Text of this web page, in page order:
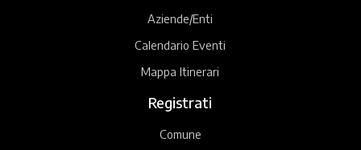
Aziende/Enti
Calendario Eventi
Mappa Itinerari
Registrati
Comune